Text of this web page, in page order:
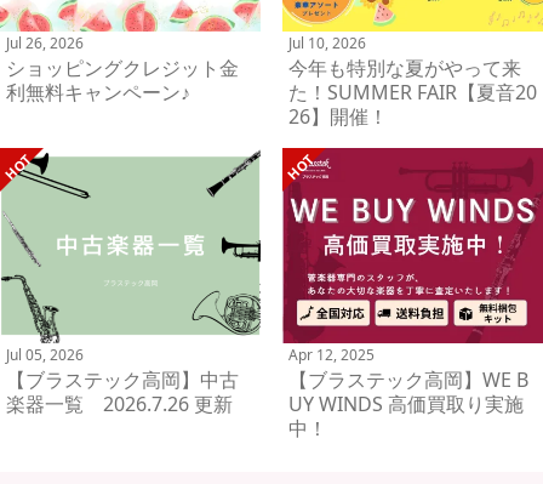
Jul 26, 2026
ショッピングクレジット金
利無料キャンペーン♪
Jul 10, 2026
今年も特別な夏がやって来
た！SUMMER FAIR【夏音20
26】開催！
Jul 05, 2026
【ブラステック高岡】中古
楽器一覧 2026.7.26 更新
Apr 12, 2025
【ブラステック高岡】WE B
UY WINDS 高価買取り実施
中！